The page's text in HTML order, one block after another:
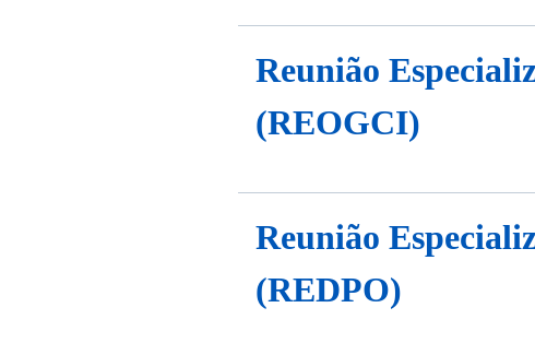
Reunião
(REOGCI)
Reunião
(REDPO)